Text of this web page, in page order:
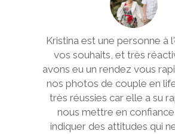
Kristina est une personne à
vos souhaits, et très
avons eu un rendez vous
nos photos de couple en
très réussies car elle a su
nous mettre en
indiquer des attitudes qui